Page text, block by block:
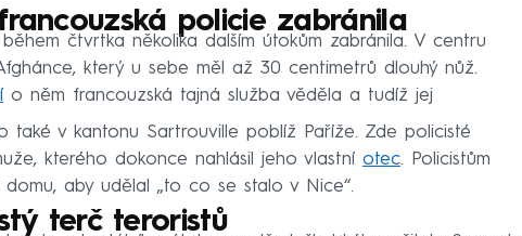
policie zabránila
čtvrtka několika dalším útokům zabránila. V centru
který u sebe měl až 30 centimetrů dlouhý nůž.
o něm francouzská tajná služba věděla a tudíž jej
také v kantonu Sartrouville poblíž Paříže. Zde policisté
kterého dokonce nahlásil jeho vlastní otec. Policistům
aby udělal „to co se stalo v Nice“.
terč teroristů